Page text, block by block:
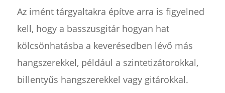
Az imént tárgyaltakra építve arra is figyelned
kell, hogy a basszusgitár hogyan hat
kölcsönhatásba a keverésedben lévő más
hangszerekkel, például a szintetizátorokkal,
billentyűs hangszerekkel vagy gitárokkal.